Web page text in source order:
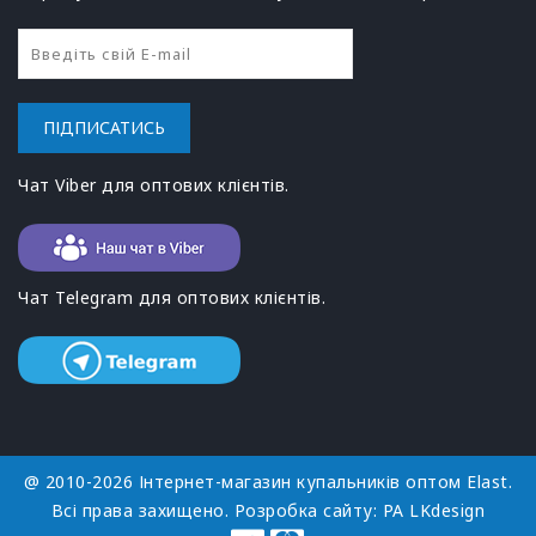
ПІДПИСАТИСЬ
Чат Viber для оптових клієнтів.
Чат Telegram для оптових клієнтів.
@ 2010-2026 Інтернет-магазин купальників оптом Elast.
Всі права захищено. Розробка сайту: РА LKdesign